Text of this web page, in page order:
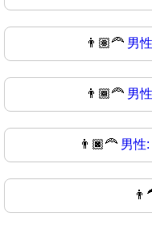
👨🏽‍🦰 男
👨🏾‍🦰 男
👨🏿‍🦰 男性